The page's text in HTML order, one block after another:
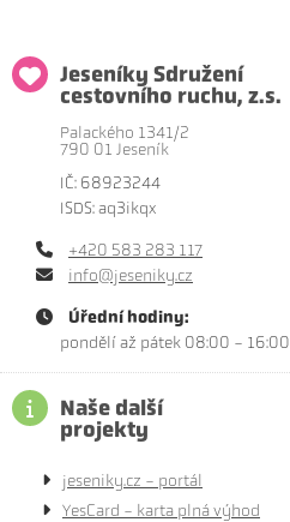
Jeseníky Sdružení
cestovního ruchu, z.s.
Palackého 1341/2
790 01 Jeseník
IČ: 68923244
ISDS: aq3ikqx
+420 583 283 117
info@jeseniky.cz
Úřední hodiny:
pondělí až pátek 08:00 - 16:00
Naše další
projekty
jeseniky.cz - portál
YesCard - karta plná výhod